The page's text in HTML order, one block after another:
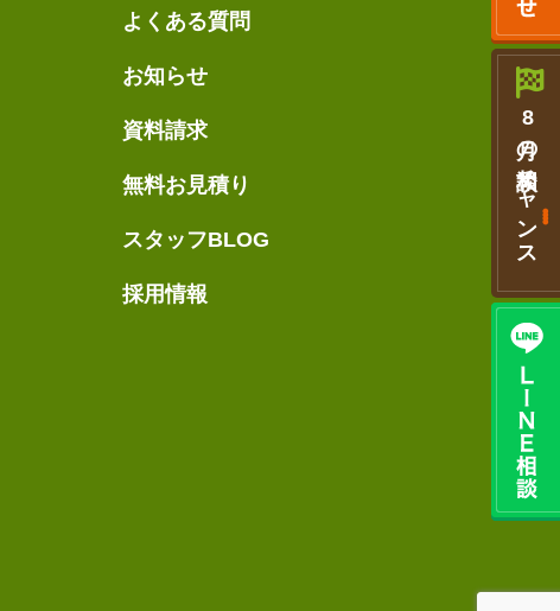
よくある質問
お知らせ
資料請求
無料お見積り
スタッフBLOG
採用情報
8
月の相談
チャンス